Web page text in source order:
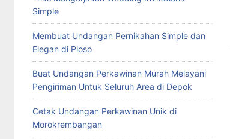
Simple
Membuat Undangan Pernikahan Simple dan
Elegan di Ploso
Buat Undangan Perkawinan Murah Melayani
Pengiriman Untuk Seluruh Area di Depok
Cetak Undangan Perkawinan Unik di
Morokrembangan